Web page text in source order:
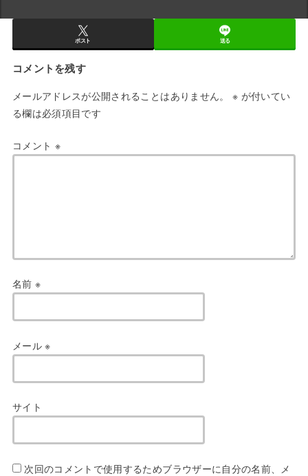
ポスト 送る
コメントを残す
メールアドレスが公開されることはありません。 ※ が付いてい
る欄は必須項目です
コメント ※
名前 ※
メール※
サイト
次回のコメントで使用するためブラウザーに自分の名前、メ